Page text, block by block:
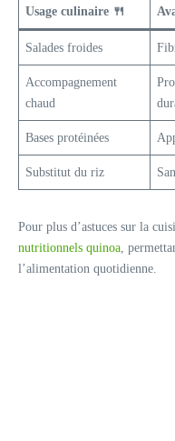
Usage culinaire 🍴
Salades froides
Accompagnement
chaud
Bases protéinées
Substitut du riz
Pour plus d’astuces sur la
nutritionnels quinoa,
l’alimentation quotidienne.